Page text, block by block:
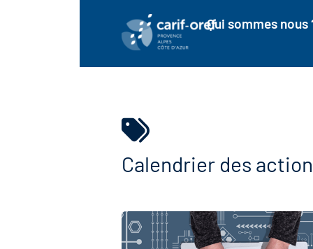
Qui sommes nous
Calendrier des